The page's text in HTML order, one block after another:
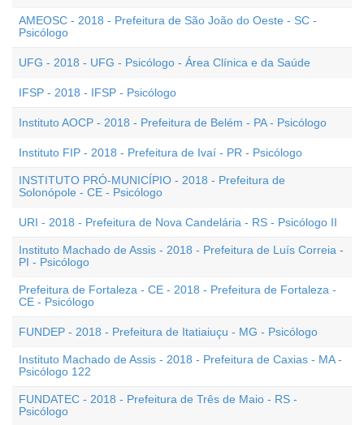
AMEOSC - 2018 - Prefeitura de São João do Oeste - SC -
Psicólogo
UFG - 2018 - UFG - Psicólogo - Área Clínica e da Saúde
IFSP - 2018 - IFSP - Psicólogo
Instituto AOCP - 2018 - Prefeitura de Belém - PA - Psicólogo
Instituto FIP - 2018 - Prefeitura de Ivaí - PR - Psicólogo
INSTITUTO PRÓ-MUNICÍPIO - 2018 - Prefeitura de
Solonópole - CE - Psicólogo
URI - 2018 - Prefeitura de Nova Candelária - RS - Psicólogo II
Instituto Machado de Assis - 2018 - Prefeitura de Luís Correia -
PI - Psicólogo
Prefeitura de Fortaleza - CE - 2018 - Prefeitura de Fortaleza -
CE - Psicólogo
FUNDEP - 2018 - Prefeitura de Itatiaiuçu - MG - Psicólogo
Instituto Machado de Assis - 2018 - Prefeitura de Caxias - MA -
Psicólogo 122
FUNDATEC - 2018 - Prefeitura de Três de Maio - RS -
Psicólogo